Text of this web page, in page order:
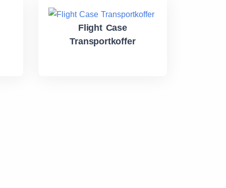
Flight Case
Transportkoffer